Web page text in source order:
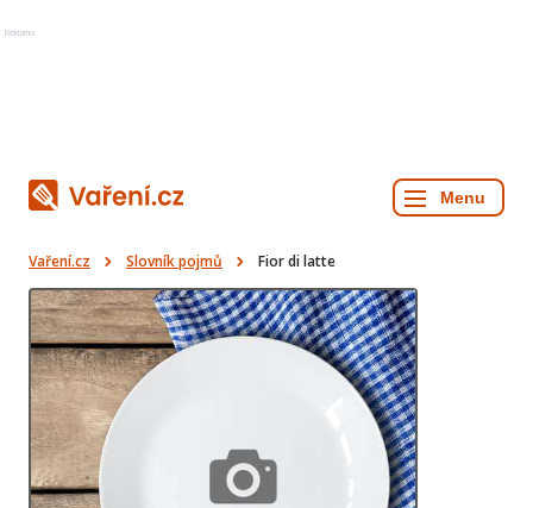
Reklama
Vaření.cz Slovník pojmů Fior di latte